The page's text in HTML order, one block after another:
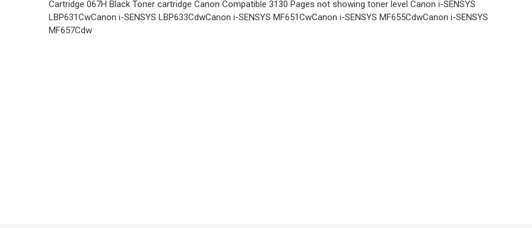
Cartridge 067H Black Toner cartridge Canon Compatible 3130 Pages not showing toner level Canon i-SENSYS
LBP631CwCanon i-SENSYS LBP633CdwCanon i-SENSYS MF651CwCanon i-SENSYS MF655CdwCanon i-SENSYS
MF657Cdw
WB TONERI ZA PRINTERE
Toner HP-